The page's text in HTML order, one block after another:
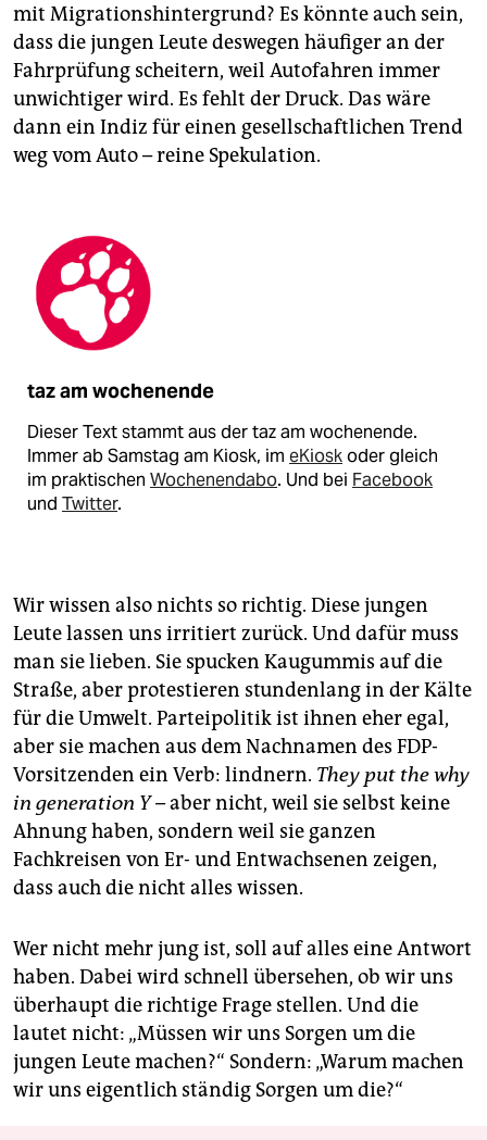
mit Migrationshintergrund? Es könnte auch sein,
dass die jungen Leute deswegen häufiger an der
Fahrprüfung scheitern, weil Autofahren immer
unwichtiger wird. Es fehlt der Druck. Das wäre
dann ein Indiz für einen gesellschaftlichen Trend
weg vom Auto – reine Spekulation.
taz am wochenende
Dieser Text stammt aus der taz am wochenende.
Immer ab Samstag am Kiosk, im eKioskoder gleich
im praktischen Wochenendabo. Und bei Facebook
und Twitter.
Wir wissen also nichts so richtig. Diese jungen
Leute lassen uns irritiert zurück. Und dafür muss
man sie lieben. Sie spucken Kaugummis auf die
Straße, aber protestieren stundenlang in der Kälte
für die Umwelt. Parteipolitik ist ihnen eher egal,
aber sie machen aus dem Nachnamen des FDP-
Vorsitzenden ein Verb: lindnern. They put the why
in generation Y –aber nicht, weil sie selbst keine
Ahnung haben, sondern weil sie ganzen
Fachkreisen von Er- und Entwachsenen zeigen,
dass auch die nicht alles wissen.
Wer nicht mehr jung ist, soll auf alles eine Antwort
haben. Dabei wird schnell übersehen, ob wir uns
überhaupt die richtige Frage stellen. Und die
lautet nicht: „Müssen wir uns Sorgen um die
jungen Leute machen?“ Sondern: „Warum machen
wir uns eigentlich ständig Sorgen um die?“